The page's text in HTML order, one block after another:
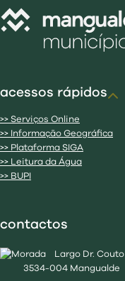
acessos rápidos
>> Serviços Online
>> Informação Geográfica
>> Plataforma SIGA
>> Leitura da Água
>> BUPI
contactos
Largo Dr. Couto
3534-004 Mangualde